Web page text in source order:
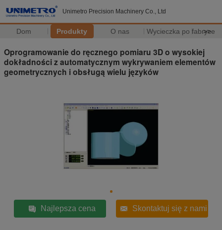
Unimetro Precision Machinery Co., Ltd
Dom Produkty O nas Wycieczka po fabryce
>>
Oprogramowanie do ręcznego pomiaru 3D o wysokiej
dokładności z automatycznym wykrywaniem elementów
geometrycznych i obsługą wielu języków
Najlepsza cena Skontaktuj się z nami